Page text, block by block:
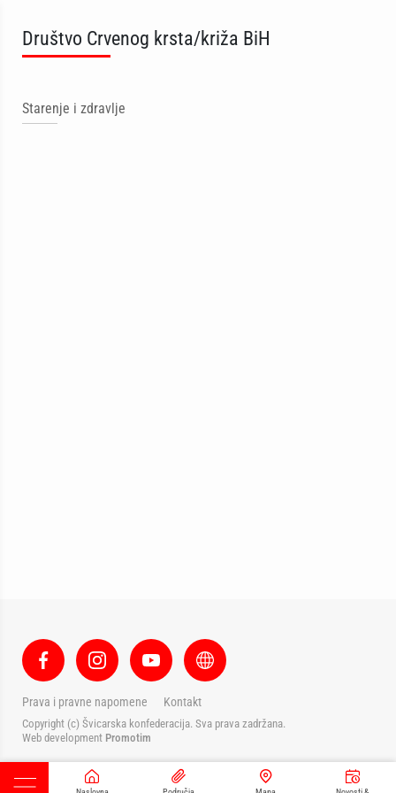
Društvo Crvenog krsta/križa BiH
Starenje i zdravlje
Prava i pravne napomene Kontakt
Copyright (c) Švicarska konfederacija. Sva prava zadržana.
Web development Promotim